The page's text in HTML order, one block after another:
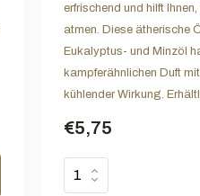
erfrischend und hilft Ihnen,
atmen. Diese ätherische
Eukalyptus- und Minzöl
kampferähnlichen Duft
kühlender Wirkung.
€5,75